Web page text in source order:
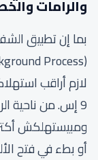
والرامات
بما إن تطبيق
لازم أراقب
ومبيستهلكش
أو بطء في فتح